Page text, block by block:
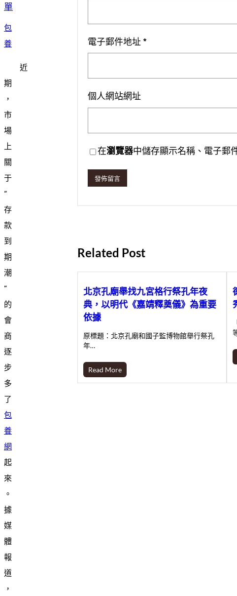
單
包
養
近
期
，
市
場
上
關
于
“
存
款
到
期
潮
”
的
會
商
逐
步
多
了
包
養
網
起
來
。
據
媒
體
報
道
，
電子郵件地址 *
個人網站網址
在瀏覽器中儲存顯示名稱、電子郵
Related Post
北京孔廟舉找九宮格行祭孔年夜
典，以明代《嘉靖釋奠儀》為重要
依據
原標題：北京孔廟和國子監博物館舉行祭孔
年…
Read More